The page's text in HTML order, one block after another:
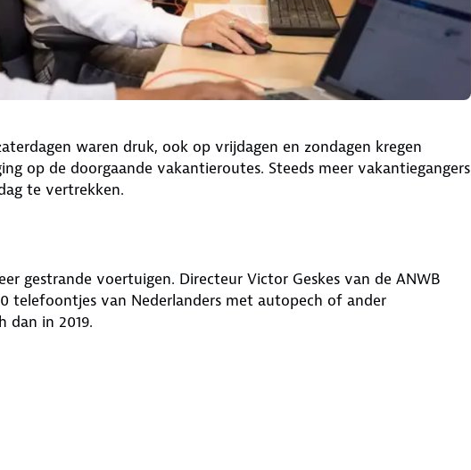
waren druk, ook op vrijdagen en zondagen kregen
op de doorgaande vakantieroutes. Steeds meer vakantiegangers
te vertrekken.
gestrande voertuigen. Directeur Victor Geskes van de ANWB
telefoontjes van Nederlanders met autopech of ander
dan in 2019.